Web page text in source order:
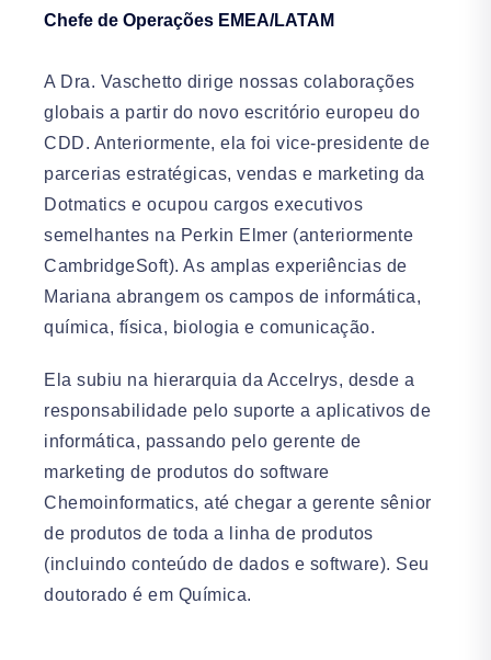
Chefe de Operações EMEA/LATAM
A Dra. Vaschetto dirige nossas colaborações
globais a partir do novo escritório europeu do
CDD. Anteriormente, ela foi vice-presidente de
parcerias estratégicas, vendas e marketing da
Dotmatics e ocupou cargos executivos
semelhantes na Perkin Elmer (anteriormente
CambridgeSoft). As amplas experiências de
Mariana abrangem os campos de informática,
química, física, biologia e comunicação.
Ela subiu na hierarquia da Accelrys, desde a
responsabilidade pelo suporte a aplicativos de
informática, passando pelo gerente de
marketing de produtos do software
Chemoinformatics, até chegar a gerente sênior
de produtos de toda a linha de produtos
(incluindo conteúdo de dados e software). Seu
doutorado é em Química.